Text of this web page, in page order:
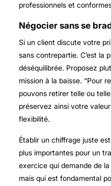
professionnels et
Négocier sans se
Si un client discute votre
sans contrepartie. C’est la
déséquilibrée. Proposez
mission à la baisse. “Pour
pouvons retirer telle ou
préservez ainsi votre
flexibilité.
Établir un chiffrage juste
plus importantes pour un
exercice qui demande de
mais qui est fondamental